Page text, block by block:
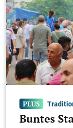
Buntes